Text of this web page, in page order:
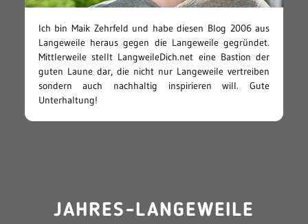
Ich bin Maik Zehrfeld und habe diesen Blog 2006 aus
Langeweile heraus gegen die Langeweile gegründet.
Mittlerweile stellt LangweileDich.net eine Bastion der
guten Laune dar, die nicht nur Langeweile vertreiben
sondern auch nachhaltig inspirieren will. Gute
Unterhaltung!
JAHRES-LANGEWEILE